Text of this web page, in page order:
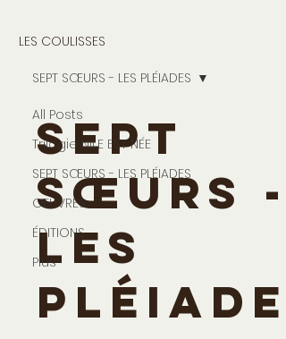
LES COULISSES
All Posts
Trilogie NILE EST NÉE
SEPT SŒURS - LES PLÉIADES
OEUVRES
ÉDITIONS
Plus
SEPT SŒURS - LES PLÉIADES
SEPT
SŒURS -
LES